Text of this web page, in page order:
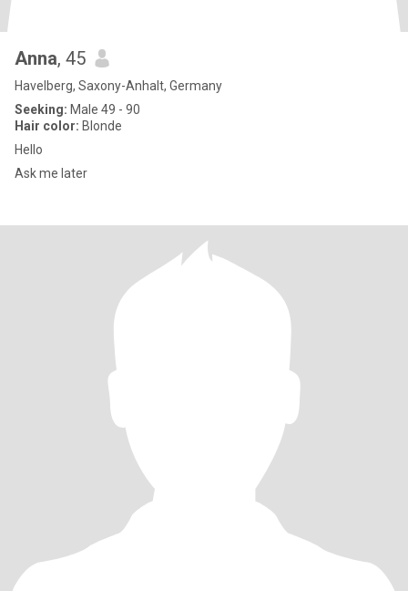
Anna, 45
Havelberg, Saxony-Anhalt, Germany
Seeking: Male 49 - 90
Hair color: Blonde
Hello
Ask me later